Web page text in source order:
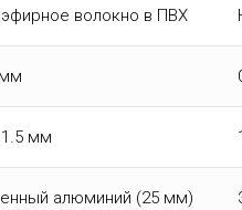
волокно в ПВХ
1.5 мм
алюминий (25 мм)